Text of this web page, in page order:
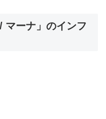
マーナ」のインフ